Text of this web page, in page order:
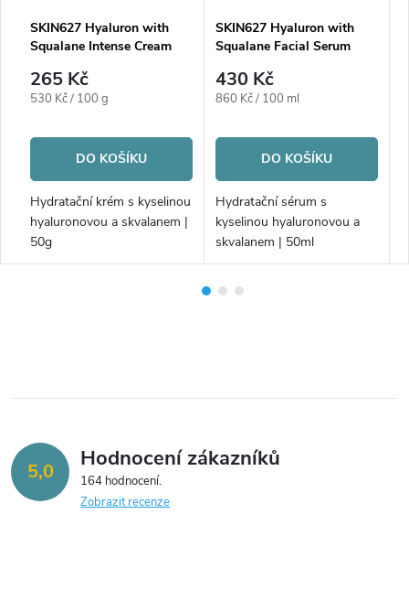
SKIN627 Hyaluron with
Squalane Intense Cream
265 Kč
Měrná
530 Kč / 100 g
DO KOŠÍKU
Hydratační krém s kyselinou
hyaluronovou a skvalanem |
50g
SKIN627 Hyaluron with
Squalane Facial Serum
430 Kč
Měrná
860 Kč / 100 ml
DO KOŠÍKU
Hydratační sérum s
kyselinou hyaluronovou a
skvalanem | 50ml
5,0 Hodnocení zákazníků
164 hodnocení
Zobrazit recenze